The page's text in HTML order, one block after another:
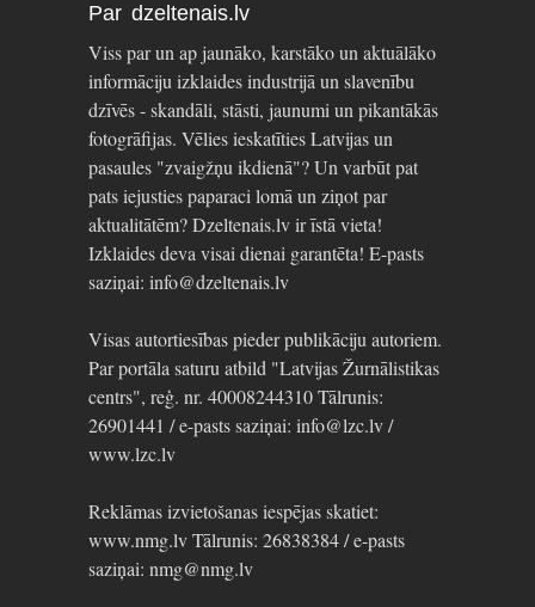
Par dzeltenais.lv
Viss par un ap jaunāko, karstāko un aktuālāko
informāciju izklaides industrijā un slavenību
dzīvēs - skandāli, stāsti, jaunumi un pikantākās
fotogrāfijas. Vēlies ieskatīties Latvijas un
pasaules "zvaigžņu ikdienā"? Un varbūt pat
pats iejusties paparaci lomā un ziņot par
aktualitātēm? Dzeltenais.lv ir īstā vieta!
Izklaides deva visai dienai garantēta! E-pasts
saziņai: info@dzeltenais.lv
Visas autortiesības pieder publikāciju autoriem.
Par portāla saturu atbild "Latvijas Žurnālistikas
centrs", reģ. nr. 40008244310 Tālrunis:
26901441 / e-pasts saziņai: info@lzc.lv /
www.lzc.lv
Reklāmas izvietošanas iespējas skatiet:
www.nmg.lv Tālrunis: 26838384 / e-pasts
saziņai: nmg@nmg.lv